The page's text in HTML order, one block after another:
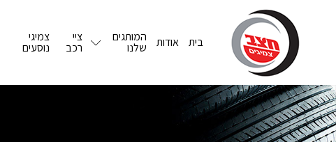
בית אודות המותגים
שלנו
ציי
רכב
צמיגי
נוסעים